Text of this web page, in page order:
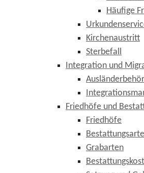
Häufige
Kirchenaustritt
Sterbefall
Integration und
Friedhöfe und
Friedhöfe
Grabarten